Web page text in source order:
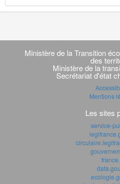
Navigation
transverse
Ministère de la Transition
des
Ministère de la
Secrétariat d'état
Mentions
Les sites
service-